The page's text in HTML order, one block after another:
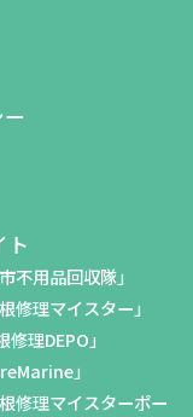
ト
不用品回収隊」
修理マイスター」
理DEPO」
」
修理マイスターポー